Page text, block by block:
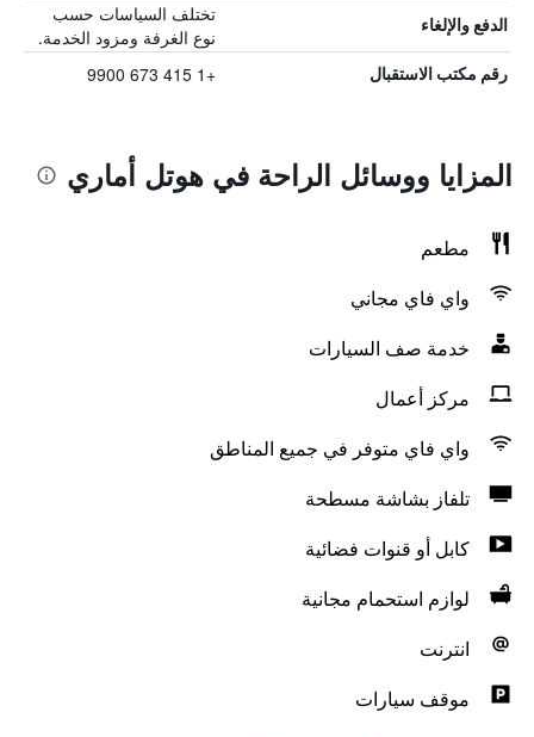
الدفع والإلغاء
تختلف السياسات حسب
نوع الغرفة ومزود الخدمة.
رقم مكتب الاستقبال +1 415 673 9900
المزايا ووسائل الراحة في هوتل أماري
مطعم
واي فاي مجاني
خدمة صف السيارات
مركز أعمال
واي فاي متوفر في جميع المناطق
تلفاز بشاشة مسطحة
كابل أو قنوات فضائية
لوازم استحمام مجانية
انترنت
موقف سيارات